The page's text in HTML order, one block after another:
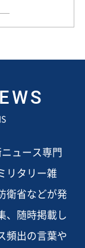
ュース専門
リタリー雑
衛省などが発
、随時掲載し
頻出の言葉や